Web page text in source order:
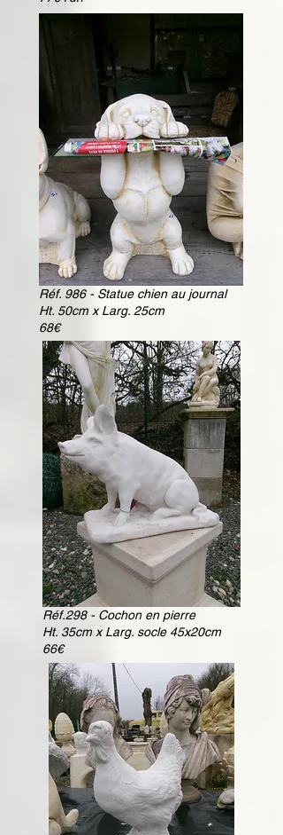
Réf. 986 - Statue chien au journal
Ht. 50cm x Larg. 25cm
68€
Réf.298 - Cochon en pierre
Ht. 35cm x Larg. socle 45x20cm
66€